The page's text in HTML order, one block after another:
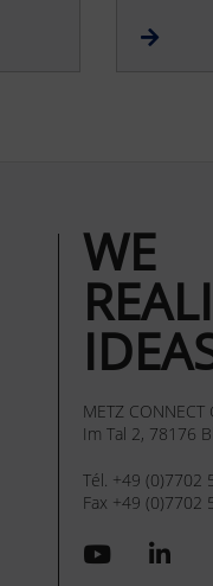
WE
METZ CONNECT
Im Tal 2, 78176
Tél. +49 (0)7702
Fax +49 (0)7702